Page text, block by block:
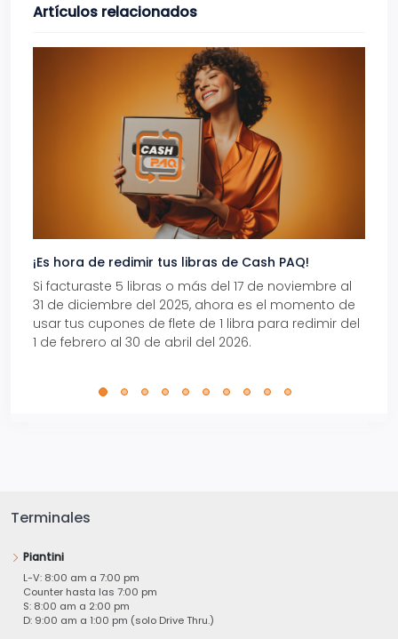
Artículos relacionados
¡Es hora de redimir tus libras de Cash PAQ!
Si facturaste 5 libras o más del 17 de noviembre al
31 de diciembre del 2025, ahora es el momento de
usar tus cupones de flete de 1 libra para redimir del
1 de febrero al 30 de abril del 2026.
Terminales
Piantini
L-V: 8:00 am a 7:00 pm
Counter hasta las 7:00 pm
S: 8:00 am a 2:00 pm
D: 9:00 am a 1:00 pm (solo Drive Thru.)